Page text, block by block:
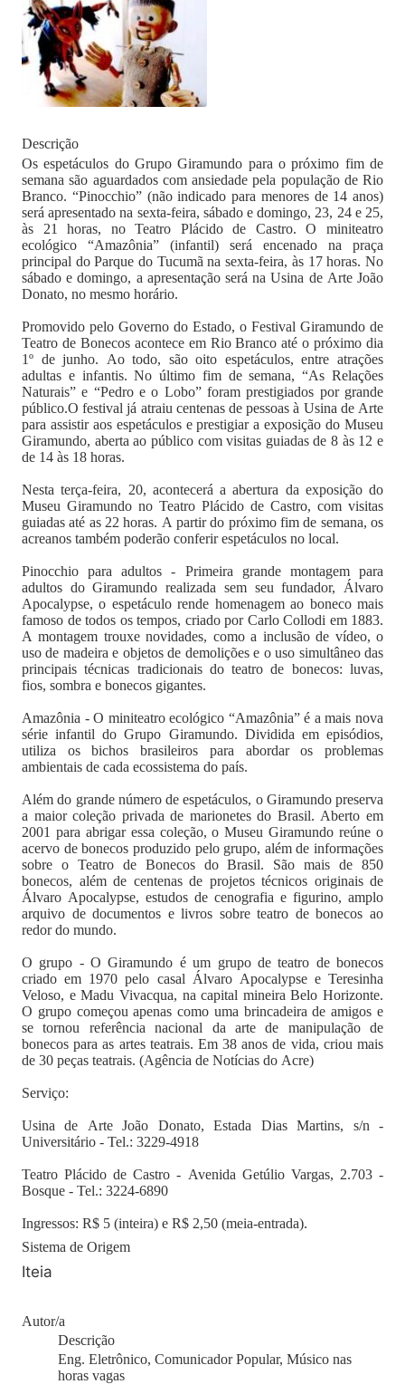
Descrição
Os espetáculos do Grupo Giramundo para o próximo fim de
semana são aguardados com ansiedade pela população de Rio
Branco. “Pinocchio” (não indicado para menores de 14 anos)
será apresentado na sexta-feira, sábado e domingo, 23, 24 e 25,
às 21 horas, no Teatro Plácido de Castro. O miniteatro
ecológico “Amazônia” (infantil) será encenado na praça
principal do Parque do Tucumã na sexta-feira, às 17 horas. No
sábado e domingo, a apresentação será na Usina de Arte João
Donato, no mesmo horário.
Promovido pelo Governo do Estado, o Festival Giramundo de
Teatro de Bonecos acontece em Rio Branco até o próximo dia
1º de junho. Ao todo, são oito espetáculos, entre atrações
adultas e infantis. No último fim de semana, “As Relações
Naturais” e “Pedro e o Lobo” foram prestigiados por grande
público.O festival já atraiu centenas de pessoas à Usina de Arte
para assistir aos espetáculos e prestigiar a exposição do Museu
Giramundo, aberta ao público com visitas guiadas de 8 às 12 e
de 14 às 18 horas.
Nesta terça-feira, 20, acontecerá a abertura da exposição do
Museu Giramundo no Teatro Plácido de Castro, com visitas
guiadas até as 22 horas. A partir do próximo fim de semana, os
acreanos também poderão conferir espetáculos no local.
Pinocchio para adultos - Primeira grande montagem para
adultos do Giramundo realizada sem seu fundador, Álvaro
Apocalypse, o espetáculo rende homenagem ao boneco mais
famoso de todos os tempos, criado por Carlo Collodi em 1883.
A montagem trouxe novidades, como a inclusão de vídeo, o
uso de madeira e objetos de demolições e o uso simultâneo das
principais técnicas tradicionais do teatro de bonecos: luvas,
fios, sombra e bonecos gigantes.
Amazônia - O miniteatro ecológico “Amazônia” é a mais nova
série infantil do Grupo Giramundo. Dividida em episódios,
utiliza os bichos brasileiros para abordar os problemas
ambientais de cada ecossistema do país.
Além do grande número de espetáculos, o Giramundo preserva
a maior coleção privada de marionetes do Brasil. Aberto em
2001 para abrigar essa coleção, o Museu Giramundo reúne o
acervo de bonecos produzido pelo grupo, além de informações
sobre o Teatro de Bonecos do Brasil. São mais de 850
bonecos, além de centenas de projetos técnicos originais de
Álvaro Apocalypse, estudos de cenografia e figurino, amplo
arquivo de documentos e livros sobre teatro de bonecos ao
redor do mundo.
O grupo - O Giramundo é um grupo de teatro de bonecos
criado em 1970 pelo casal Álvaro Apocalypse e Teresinha
Veloso, e Madu Vivacqua, na capital mineira Belo Horizonte.
O grupo começou apenas como uma brincadeira de amigos e
se tornou referência nacional da arte de manipulação de
bonecos para as artes teatrais. Em 38 anos de vida, criou mais
de 30 peças teatrais. (Agência de Notícias do Acre)
Serviço:
Usina de Arte João Donato, Estada Dias Martins, s/n -
Universitário - Tel.: 3229-4918
Teatro Plácido de Castro - Avenida Getúlio Vargas, 2.703 -
Bosque - Tel.: 3224-6890
Ingressos: R$ 5 (inteira) e R$ 2,50 (meia-entrada).
Sistema de Origem
Iteia
Autor/a
Descrição
Eng. Eletrônico, Comunicador Popular, Músico nas
horas vagas